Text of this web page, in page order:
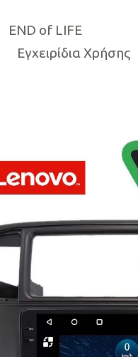
END of LIFE
Εγχειρίδια Χρήσης